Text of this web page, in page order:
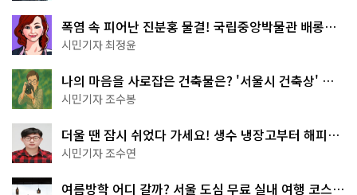
폭염 속 피어난 진분홍 물결! 국립중앙박물관 배롱나
무 명소
시민기자 최정윤
나의 마음을 사로잡은 건축물은? '서울시 건축상' 수
상작 공개!
시민기자 조수봉
더울 땐 잠시 쉬었다 가세요! 생수 냉장고부터 해피소
·무더위쉼터까지
시민기자 조수연
여름방학 어디 갈까? 서울 도심 무료 실내 여행 코스